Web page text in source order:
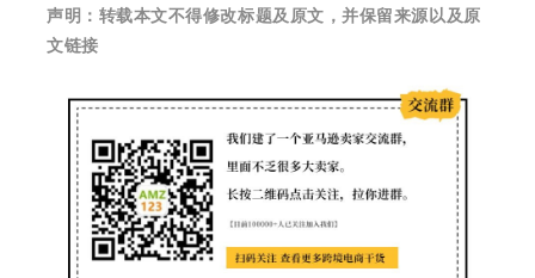
声明： 转载本文不得修改标题及原文，并保留来源以及原
文链接